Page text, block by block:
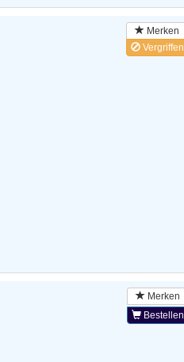
Merken
Vergriffen
Merken
Bestellen